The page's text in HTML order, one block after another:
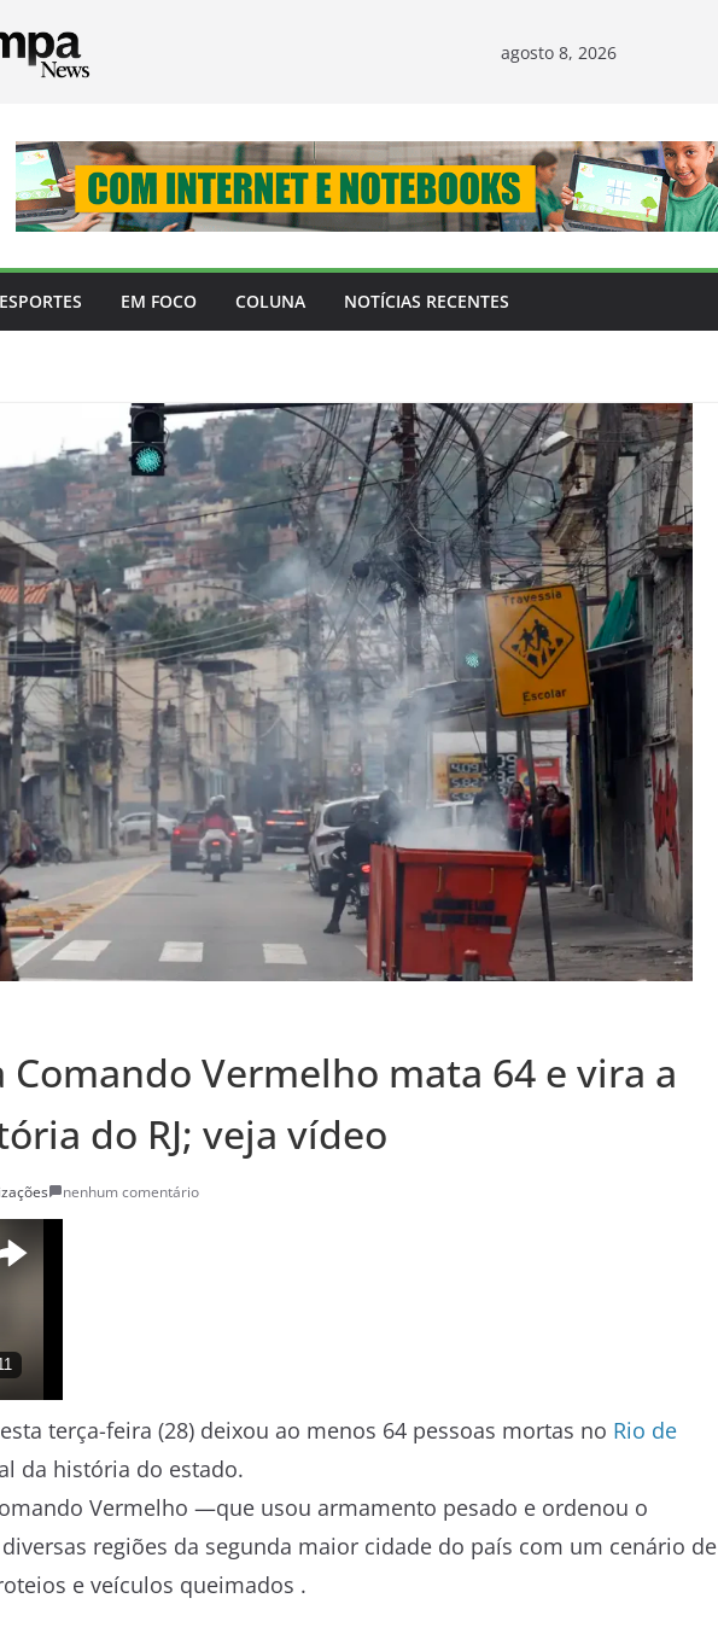
agosto 8, 2026
ESPORTES EM FOCO COLUNA NOTÍCIAS RECENTES
Vermelho mata 64 e vira a
do RJ; veja vídeo
nenhum comentário
terça-feira (28) deixou ao menos 64 pessoas mortas no Rio de
da história do estado.
Vermelho —que usou armamento pesado e ordenou o
regiões da segunda maior cidade do país com um cenário de
e veículos queimados .